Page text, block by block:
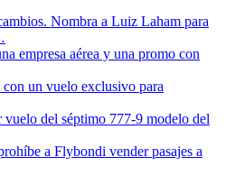
Nombra a Luiz Laham para
empresa aérea y una promo con
un vuelo exclusivo para
del séptimo 777-9 modelo del
a Flybondi vender pasajes a